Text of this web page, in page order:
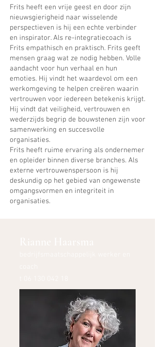
Frits heeft een vrije geest en door zijn
nieuwsgierigheid naar wisselende
perspectieven is hij een echte verbinder
en inspirator. Als re-integratiecoach is
Frits empathisch en praktisch. Frits geeft
mensen graag wat ze nodig hebben. Volle
aandacht voor hun verhaal en hun
emoties. Hij vindt het waardevol om een
werkomgeving te helpen creëren waarin
vertrouwen voor iedereen betekenis krijgt.
Hij vindt dat veiligheid, vertrouwen en
wederzijds begrip de bouwstenen zijn voor
samenwerking en succesvolle
organisaties.
Frits heeft ruime ervaring als ondernemer
en opleider binnen diverse branches. Als
externe vertrouwenspersoon is hij
deskundig op het gebied van ongewenste
omgangsvormen en integriteit in
organisaties.